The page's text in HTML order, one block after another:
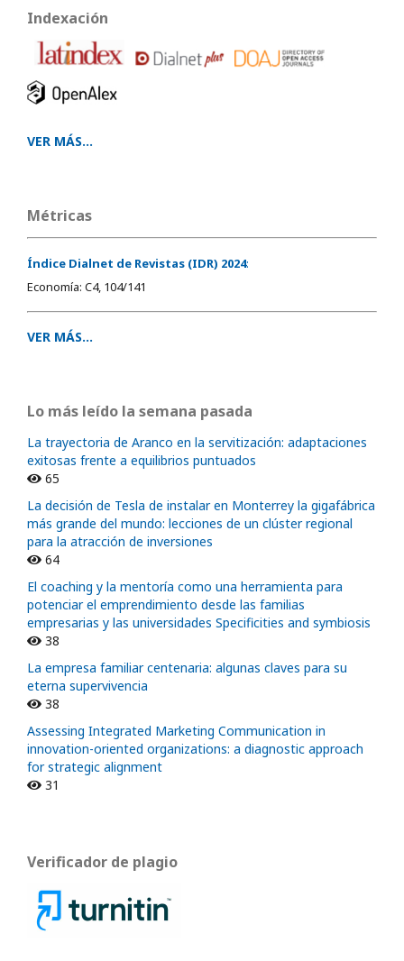
Indexación
VER MÁS...
Métricas
Índice Dialnet de Revistas (IDR) 2024:
Economía: C4, 104/141
VER MÁS...
Lo más leído la semana pasada
La trayectoria de Aranco en la servitización: adaptaciones
exitosas frente a equilibrios puntuados
65
La decisión de Tesla de instalar en Monterrey la gigafábrica
más grande del mundo: lecciones de un clúster regional
para la atracción de inversiones
64
El coaching y la mentoría como una herramienta para
potenciar el emprendimiento desde las familias
empresarias y las universidades Specificities and symbiosis
38
La empresa familiar centenaria: algunas claves para su
eterna supervivencia
38
Assessing Integrated Marketing Communication in
innovation-oriented organizations: a diagnostic approach
for strategic alignment
31
Verificador de plagio